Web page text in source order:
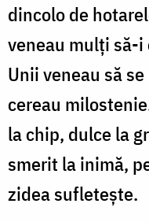
dincolo de
veneau mulţi să-i
Unii veneau să
cereau
la chip, dulce la
smerit la inimă,
zidea sufleteşte.